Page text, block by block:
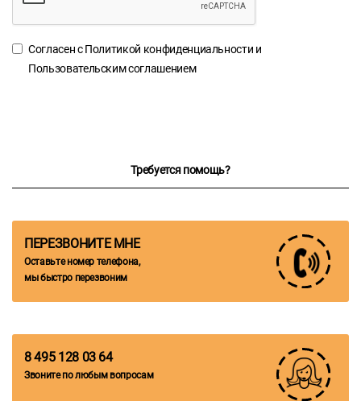
Согласен сПолитикой конфиденциальности и
Пользовательским соглашением
Требуется помощь?
ПЕРЕЗВОНИТЕ МНЕ
Оставьте номер телефона,
мы быстро перезвоним
8 495 128 03 64
Звоните по любым вопросам